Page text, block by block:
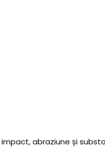
abraziune și